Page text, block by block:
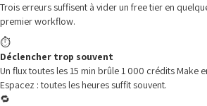
Trois erreurs suffisent à vider un free tier en
premier workflow.
⏱️
Déclencher trop souvent
Un flux toutes les 15 min brûle 1 000 crédits Make
Espacez : toutes les heures suffit souvent.
🔁